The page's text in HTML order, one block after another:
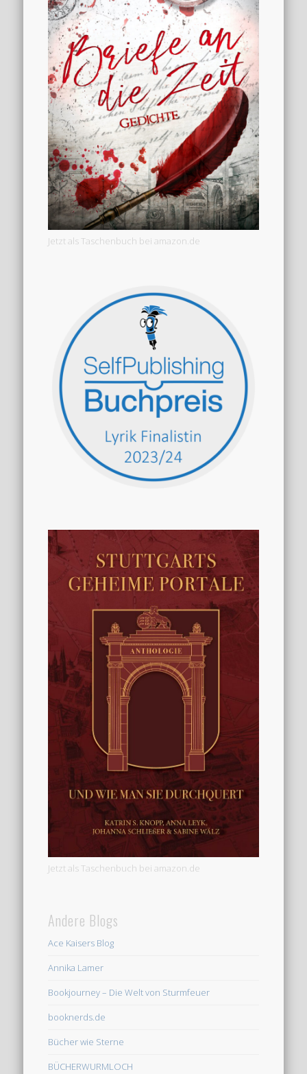
Jetzt als Taschenbuch bei amazon.de
Jetzt als Taschenbuch bei amazon.de
Andere Blogs
Ace Kaisers Blog
Annika Lamer
Bookjourney – Die Welt von Sturmfeuer
booknerds.de
Bücher wie Sterne
BÜCHERWURMLOCH